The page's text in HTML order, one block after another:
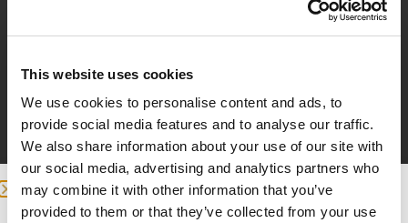
This website uses cookies
We use cookies to personalise content and ads, to
provide social media features and to analyse our traffic.
We also share information about your use of our site with
our social media, advertising and analytics partners who
may combine it with other information that you’ve
provided to them or that they’ve collected from your use
Wissen und unsere Leidenschaft geprägt hat.
Produktionsstätte in Gävle, wo jedes Badefass, das
wir herstellen, das Ergebnis einer sorgfältigen
Produktentwicklung und echter Kenntnisse ist.
Unsere Produktion wächst mit der steigenden
Nachfrage, aber unabhängig von der Größe gehen
wir niemals Kompromisse bei der sorgfältigen
handwerklichen Arbeit ein, die im Mittelpunkt